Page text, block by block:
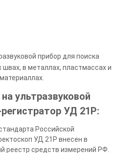
прибор для поиска
в металлах, пластмассах и
ультразвуковой
УД 21Р:
Российской
УД 21Р внесен в
реестр средств измерений РФ.